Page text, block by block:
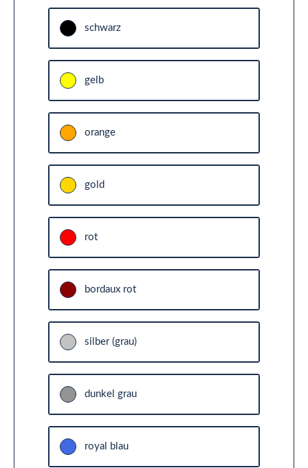
schwarz
gelb
orange
gold
rot
bordaux rot
silber (grau)
dunkel grau
royal blau